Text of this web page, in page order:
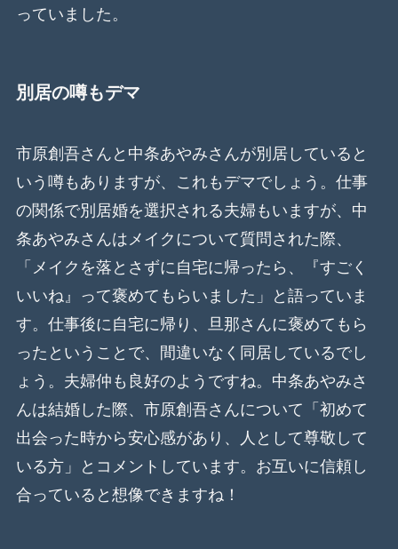
っていました。
別居の噂もデマ
市原創吾さんと中条あやみさんが別居していると
いう噂もありますが、これもデマでしょう。仕事
の関係で別居婚を選択される夫婦もいますが、中
条あやみさんはメイクについて質問された際、
「メイクを落とさずに自宅に帰ったら、『すごく
いいね』って褒めてもらいました」と語っていま
す。仕事後に自宅に帰り、旦那さんに褒めてもら
ったということで、間違いなく同居しているでし
ょう。夫婦仲も良好のようですね。中条あやみさ
んは結婚した際、市原創吾さんについて「初めて
出会った時から安心感があり、人として尊敬して
いる方」とコメントしています。お互いに信頼し
合っていると想像できますね！